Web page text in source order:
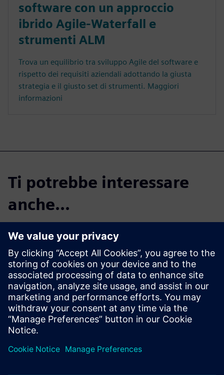
software con un approccio
ibrido Agile-Waterfall e
strumenti ALM
Trova un equilibrio tra sviluppo Agile del software e
rispetto dei requisiti aziendali adottando la giusta
strategia e il giusto set di strumenti. Maggiori
informazioni
Ti potrebbe interessare
anche...
Prova subito
Polarion
Metti in comunicazione team e
progetti e migliora i processi
di sviluppo delle applicazioni
con una soluzione unificata per
codifica, test e release.